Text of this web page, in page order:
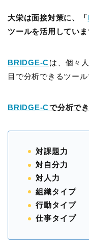
大栄は面接対策に、「
ツールを活用していま
BRIDGE-Cは、個々
目で分析できるツール
BRIDGE-Cで分析で
対課題力
対自分力
対人力
組織タイプ
行動タイプ
仕事タイプ